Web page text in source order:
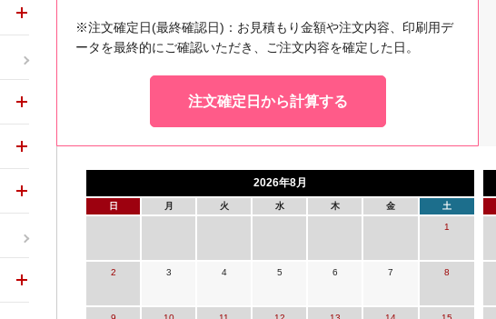
※注文確定日(最終確認日)：お見積もり金額や注文内容、印刷用デ
ータを最終的にご確認いただき、ご注文内容を確定した日。
注文確定日から計算する
2026年8月
日 月 火 水 木 金 土
1
2 3 4 5 6 7 8